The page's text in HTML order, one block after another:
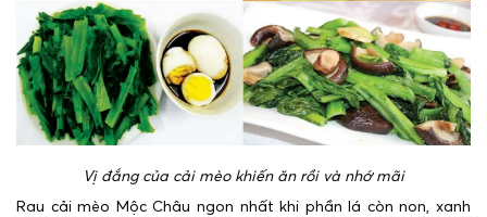
Vị đắng của cải mèo khiến ăn rồi và nhớ mãi
Rau cải mèo Mộc Châu ngon nhất khi phần lá còn non, xanh